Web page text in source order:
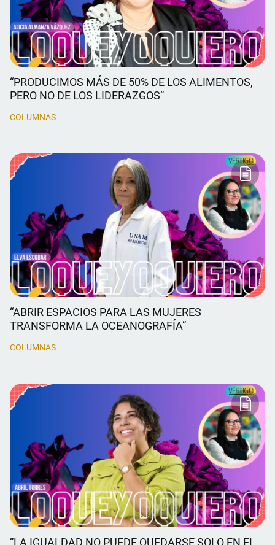
“PRODUCIMOS MÁS DE 50% DE LOS ALIMENTOS,
PERO NO DE LOS LIDERAZGOS”
COLUMNAS
“ABRIR ESPACIOS PARA LAS MUJERES
TRANSFORMA LA OCEANOGRAFÍA”
COLUMNAS
“LA IGUALDAD NO PUEDE QUEDARSE SOLO EN EL